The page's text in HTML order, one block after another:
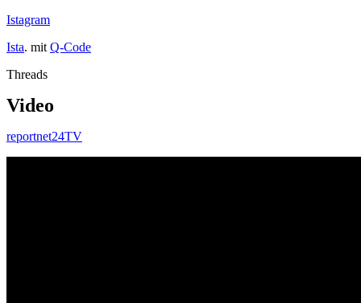
Istagram
Ista. mit Q-Code
Threads
Video
reportnet24TV